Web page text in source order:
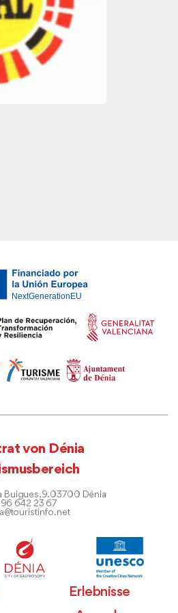
von Dénia
Buigues, 9. 03700 Dénia
96 642 23 67
Erlebnisse